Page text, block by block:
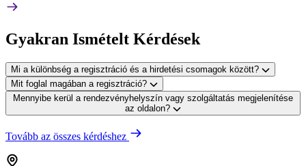
Gyakran Ismételt Kérdések
Mi a különbség a regisztráció és a hirdetési csomagok között?
Mit foglal magában a regisztráció?
Mennyibe kerül a rendezvényhelyszín vagy szolgáltatás megjelenítése
az oldalon?
Tovább az összes kérdéshez